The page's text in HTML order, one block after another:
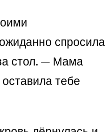
спросила
стол. — Мама
тебе